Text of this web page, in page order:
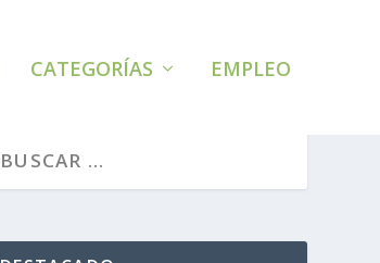
CATEGORÍAS EMPLEO